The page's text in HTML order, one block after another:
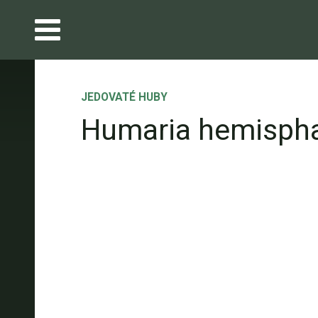
JEDOVATÉ HUBY
Humaria